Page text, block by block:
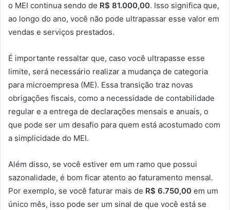
o MEI continua sendo de R$ 81.000,00. Isso significa que,
ao longo do ano, você não pode ultrapassar esse valor em
vendas e serviços prestados.
É importante ressaltar que, caso você ultrapasse esse
limite, será necessário realizar a mudança de categoria
para microempresa (ME). Essa transição traz novas
obrigações fiscais, como a necessidade de contabilidade
regular e a entrega de declarações mensais e anuais, o
que pode ser um desafio para quem está acostumado com
a simplicidade do MEI.
Além disso, se você estiver em um ramo que possui
sazonalidade, é bom ficar atento ao faturamento mensal.
Por exemplo, se você faturar mais de R$ 6.750,00 em um
único mês, isso pode ser um sinal de que você está se